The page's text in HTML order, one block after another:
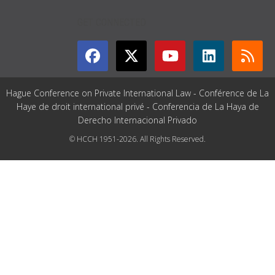
Hague Conference on Private International Law - Conférence de La
Haye de droit international privé - Conferencia de La Haya de
Derecho Internacional Privado
© HCCH 1951-2026. All Rights Reserved.